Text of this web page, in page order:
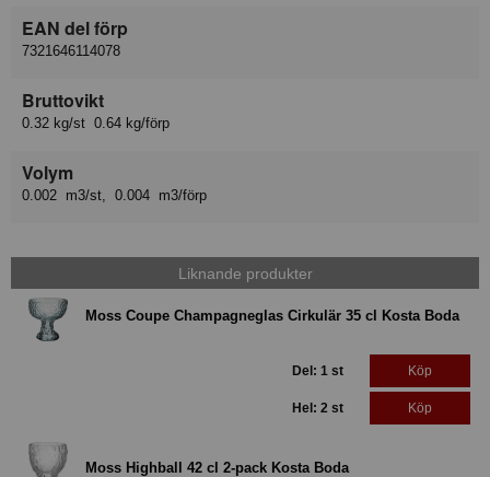
EAN del förp
7321646114078
Bruttovikt
0.32 kg/st 0.64 kg/förp
Volym
0.002 m3/st, 0.004 m3/förp
Liknande produkter
Moss Coupe Champagneglas Cirkulär 35 cl Kosta Boda
Del: 1 st Köp
Hel: 2 st Köp
Moss Highball 42 cl 2-pack Kosta Boda